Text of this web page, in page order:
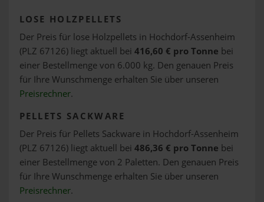
LOSE HOLZPELLETS
Der Preis für lose Holzpellets in Hochdorf-Assenheim
(PLZ 67126) liegt aktuell bei 416,60 € pro Tonne bei
einer Bestellmenge von 6.000 kg. Den genauen Preis
für Ihre Wunschmenge erhalten Sie über unseren
Preisrechner.
PELLETS SACKWARE
Der Preis für Pellets Sackware in Hochdorf-Assenheim
(PLZ 67126) liegt aktuell bei 486,36 € pro Tonne bei
einer Bestellmenge von 2 Paletten. Den genauen Preis
für Ihre Wunschmenge erhalten Sie über unseren
Preisrechner.